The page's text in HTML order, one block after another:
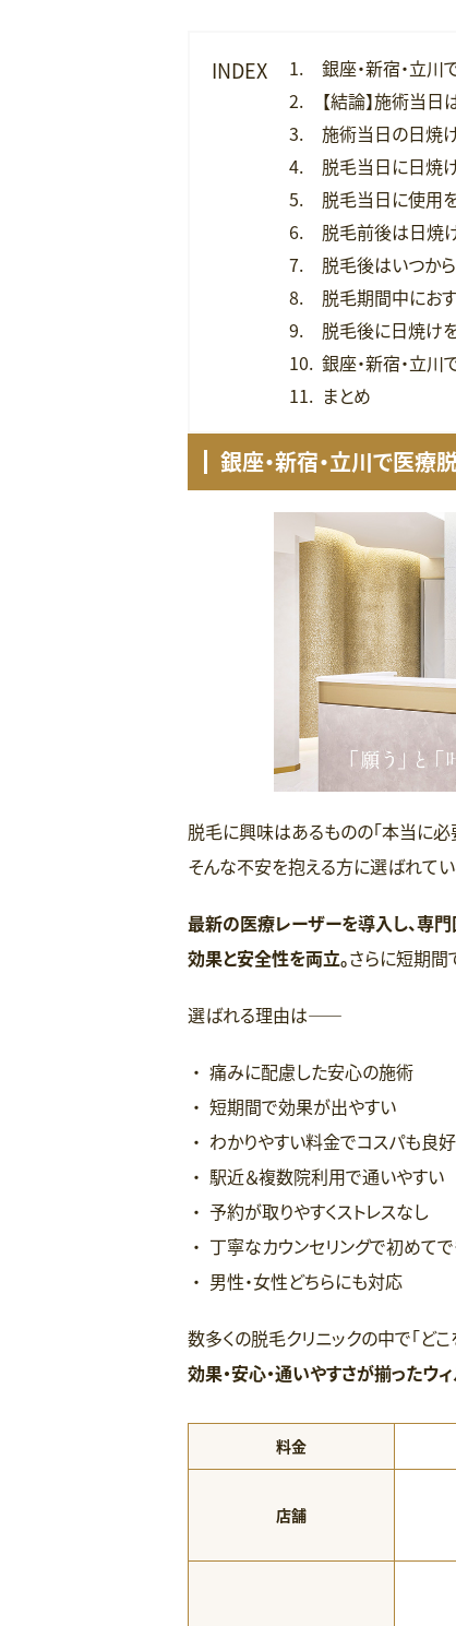
INDEX
銀座・新宿・立川
【結論】施術当
施術当日の日焼
脱毛当日に日焼
脱毛当日に使用
脱毛前後は日焼
脱毛後はいつか
脱毛期間中にお
脱毛後に日焼け
銀座・新宿・立川
まとめ
銀座・新宿・立川で医療
脱毛に興味はあるものの「本当に必
そんな不安を抱える方に選ばれてい
最新の医療レーザーを導入し、専
効果と安全性を両立。さらに短期間
選ばれる理由は――
痛みに配慮した安心の施術
短期間で効果が出やすい
わかりやすい料金でコスパも良好
駅近＆複数院利用で通いやすい
予約が取りやすくストレスなし
丁寧なカウンセリングで初めて
男性・女性どちらにも対応
数多くの脱毛クリニックの中で「ど
効果・安心・通いやすさが揃ったウ
料金
店舗